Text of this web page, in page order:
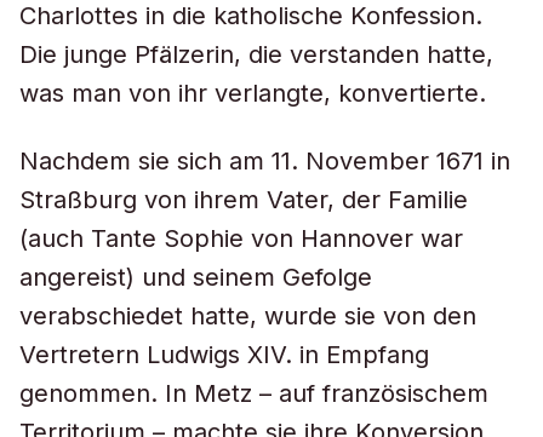
Charlottes in die katholische Konfession.
Die junge Pfälzerin, die verstanden hatte,
was man von ihr verlangte, konvertierte.
Nachdem sie sich am 11. November 1671 in
Straßburg von ihrem Vater, der Familie
(auch Tante Sophie von Hannover war
angereist) und seinem Gefolge
verabschiedet hatte, wurde sie von den
Vertretern Ludwigs XIV. in Empfang
genommen. In Metz – auf französischem